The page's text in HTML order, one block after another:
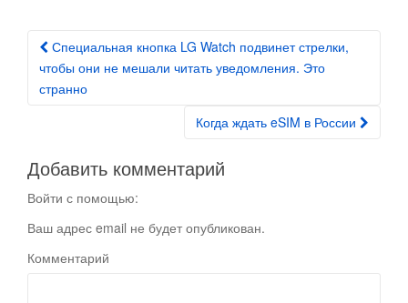
Post navigation
Специальная кнопка LG Watch подвинет стрелки,
чтобы они не мешали читать уведомления. Это
странно
Когда ждать eSIM в России
Добавить комментарий
Войти с помощью:
Ваш адрес email не будет опубликован.
Комментарий